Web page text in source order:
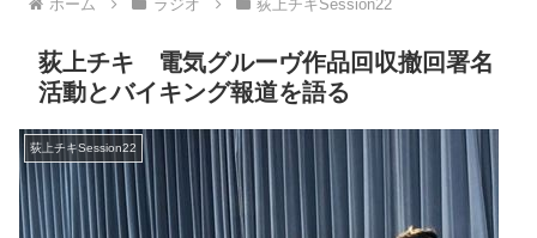
ホーム ラジオ 荻上チキSession22
荻上チキ 電気グルーヴ作品回収撤回署名
活動とバイキング報道を語る
荻上チキSession22